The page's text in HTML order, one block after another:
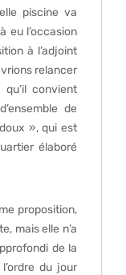
piscine va
eu l’occasion
à l’adjoint
relancer
convient
de
», qui est
élaboré
proposition,
mais elle n’a
de la
du jour